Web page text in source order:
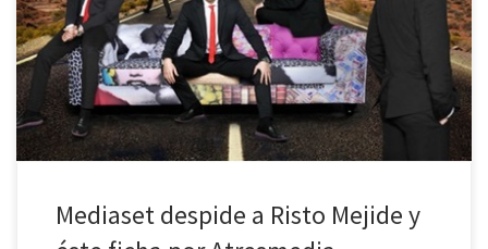
intrépido publicista que tan buenos datos de audiencia venía
cosechando. Al parecer, todo apunta a un desacuerdo económico
en el momento de la renovación del contrato, considerando el
beneficiario […]
Mediaset despide a Risto Mejide y